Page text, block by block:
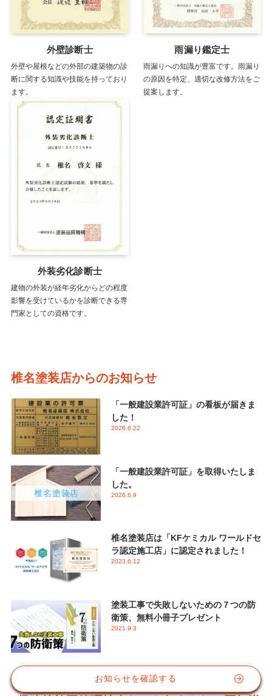
外壁診断士
外壁や屋根などの外部の建築物の診
断に関する知識や技能を持っており
ます。
雨漏り鑑定士
雨漏りへの知識が豊富です。雨漏り
の原因を特定、適切な改修方法をご
提案します。
外装劣化診断士
建物の外装が経年劣化からどの程度
影響を受けているかを診断できる専
門家としての資格です。
椎名塗装店からのお知らせ
「一般建設業許可証」の看板が届きま
した！
2026.6.22
「一般建設業許可証」を取得いたしま
した。
2026.6.9
椎名塗装店は「KFケミカル ワールドセ
ラ認定施工店」に認定されました！
2023.6.12
塗装工事で失敗しないための７つの防
衛策、無料小冊子プレゼント
2021.9.3
お知らせを確認する